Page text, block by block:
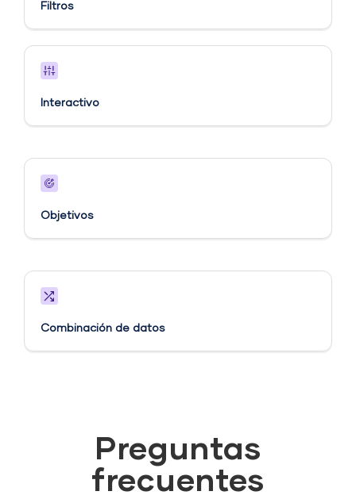
Filtros
Interactivo
Objetivos​
Combinación de datos
Preguntas
frecuentes